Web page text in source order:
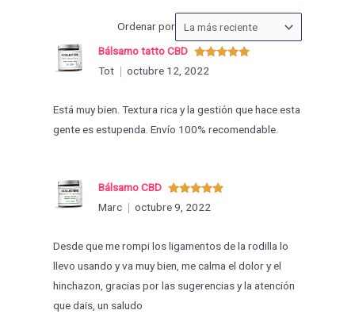
Ordenar porOrdenar
las
Valorado
con
Bálsamo tatto CBD
Tot
octubre 12, 2022
Está muy bien. Textura rica y la gestión que hace esta
gente es estupenda. Envío 100% recomendable.
Valorado
con5de 5
Bálsamo CBD
Marc
octubre 9, 2022
Desde que me rompi los ligamentos de la rodilla lo
llevo usando y va muy bien, me calma el dolor y el
hinchazon, gracias por las sugerencias y la atención
que dais, un saludo